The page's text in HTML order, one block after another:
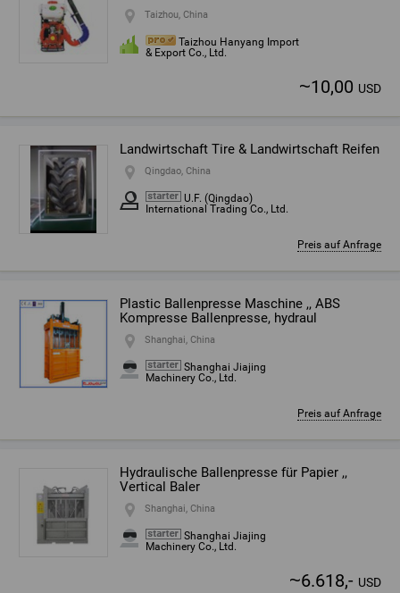
Taizhou, China
Taizhou Hanyang Import
& Export Co., Ltd.
~10,00 USD
Landwirtschaft Tire & Landwirtschaft Reifen
Qingdao, China
U.F. (Qingdao)
International Trading Co., Ltd.
Preis auf Anfrage
Plastic Ballenpresse Maschine ,, ABS
Kompresse Ballenpresse, hydraul
Shanghai, China
Shanghai Jiajing
Machinery Co., Ltd.
Preis auf Anfrage
Hydraulische Ballenpresse für Papier ,,
Vertical Baler
Shanghai, China
Shanghai Jiajing
Machinery Co., Ltd.
~6.618,- USD